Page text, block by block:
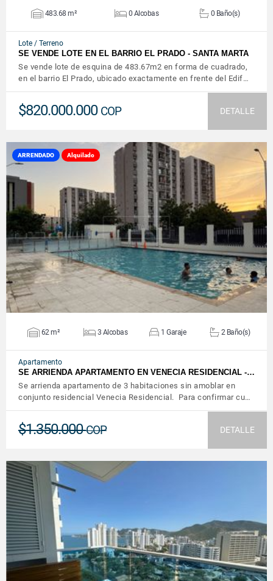
483.68 m² 0 Alcobas 0 Baño(s)
Lote / Terreno
SE VENDE LOTE EN EL BARRIO EL PRADO - SANTA MARTA
Se vende lote de esquina de 483.67m2 en forma de cuadrado,
en el barrio El Prado, ubicado exactamente en frente del Edif…
$820.000.000 COP DETALLE
ARRENDADO Alquilado
VER DETALLES
62 m² 3 Alcobas 1 Garaje 2 Baño(s)
Apartamento
SE ARRIENDA APARTAMENTO EN VENECIA RESIDENCIAL -…
Se arrienda apartamento de 3 habitaciones sin amoblar en
conjunto residencial Venecia Residencial. Para confirmar cu…
$1.350.000COP DETALLE
VER DETALLES